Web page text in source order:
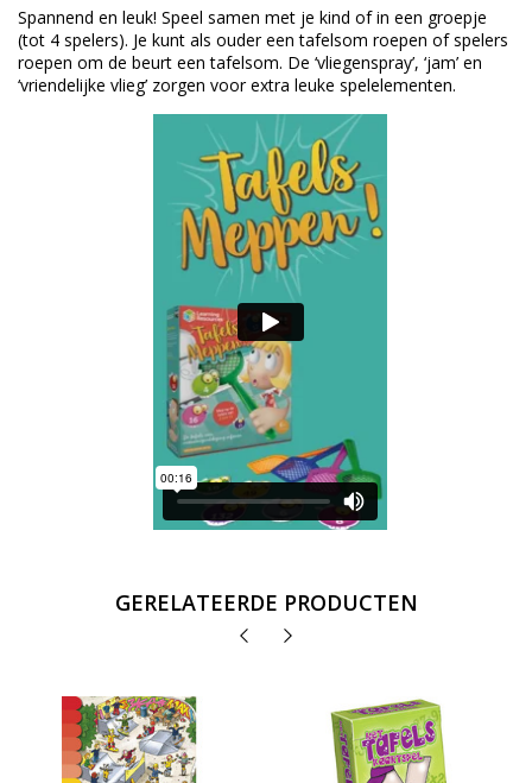
Spannend en leuk! Speel samen met je kind of in een groepje
(tot 4 spelers). Je kunt als ouder een tafelsom roepen of spelers
roepen om de beurt een tafelsom. De ‘vliegenspray’, ‘jam’ en
‘vriendelijke vlieg’ zorgen voor extra leuke spelelementen.
GERELATEERDE PRODUCTEN